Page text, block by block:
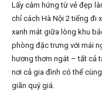
Lấy cảm hứng từ vẻ đẹp
chỉ cách Hà Nội 2 tiếng đi
xanh mát giữa lòng khu
phòng đặc trưng với mái
hương thơm ngát – tất cả
nơi cả gia đình có thể
giãn quý giá.